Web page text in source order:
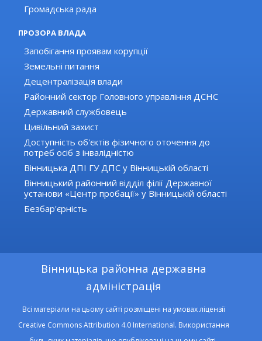
Громадська рада
ПРОЗОРА ВЛАДА
Запобігання проявам корупції
Земельні питання
Децентралізація влади
Районний сектор Головного управління ДСНС
Державний службовець
Цивільний захист
Доступність об'єктів фізичного оточення до
потреб осіб з інвалідністю
Вінницька ДПІ ГУ ДПС у Вінницькій області
Вінницький районний відділ філії Державної
установи «Центр пробації» у Вінницькій області
Безбар'єрність
Вінницька районна державна
адміністрація
Всі матеріали на цьому сайті розміщені на умовах ліцензії
Creative Commons Attribution 4.0 International. Використання